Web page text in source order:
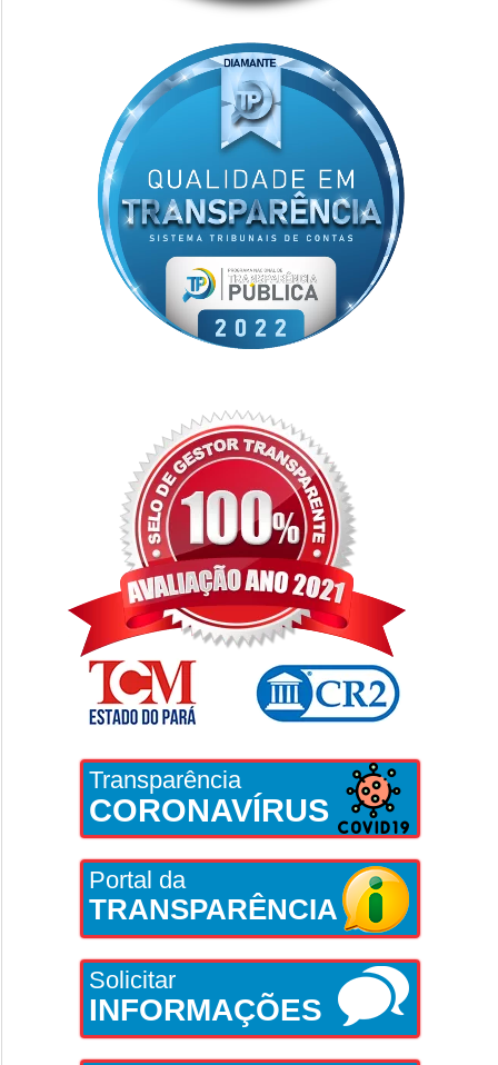
Transparência
CORONAVÍRUS
Portal da
TRANSPARÊNCIA
Solicitar
INFORMAÇÕES